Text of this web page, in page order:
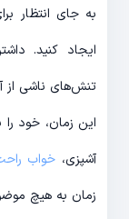
به جای انتظار
ایجاد کنید.
آشپزی، خواب